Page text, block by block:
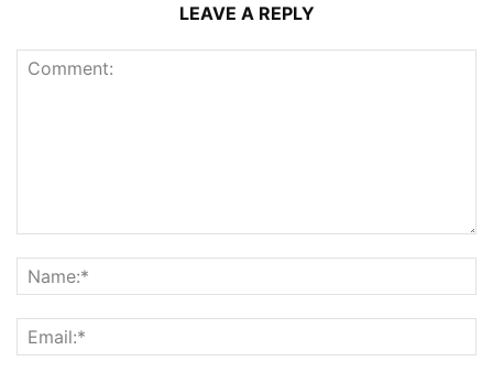
LEAVE A REPLY